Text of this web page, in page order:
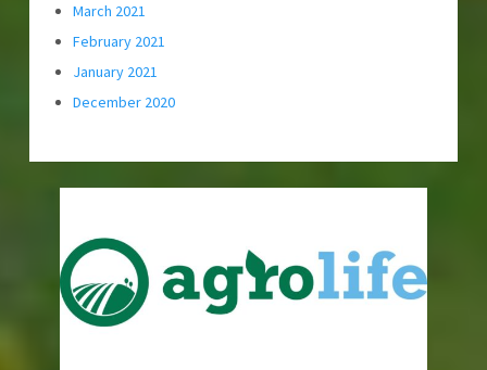
March 2021
February 2021
January 2021
December 2020